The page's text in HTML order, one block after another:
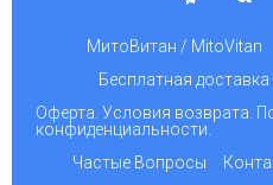
МитоВитан / MitoVitan
Бесплатная
Оферта. Условия возврата.
конфиденциальности.
Частые Вопросы